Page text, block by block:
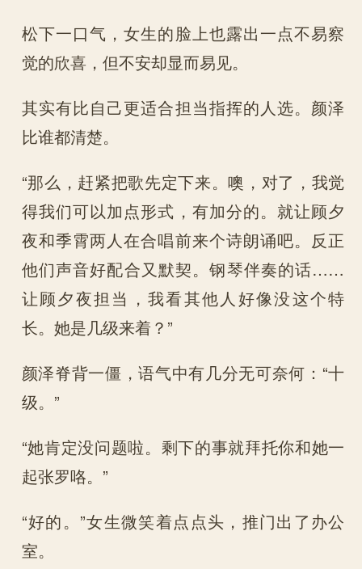
松下一口气，女生的脸上也露出一点不易察
觉的欣喜，但不安却显而易见。
其实有比自己更适合担当指挥的人选。颜泽
比谁都清楚。
“那么，赶紧把歌先定下来。噢，对了，我觉
得我们可以加点形式，有加分的。就让顾夕
夜和季霄两人在合唱前来个诗朗诵吧。反正
他们声音好配合又默契。钢琴伴奏的话……
让顾夕夜担当，我看其他人好像没这个特
长。她是几级来着？”
颜泽脊背一僵，语气中有几分无可奈何：“十
级。”
“她肯定没问题啦。剩下的事就拜托你和她一
起张罗咯。”
“好的。”女生微笑着点点头，推门出了办公
室。